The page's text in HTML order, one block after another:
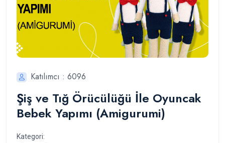
Katılımcı : 6096
Şiş ve Tığ Örücülüğü İle Oyuncak
Bebek Yapımı (Amigurumi)
Kategori: